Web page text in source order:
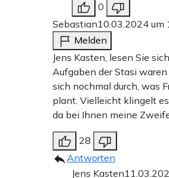
0
Sebastian10.03.2024 um
Melden
Jens Kasten, lesen Sie
Aufgaben der Stasi
sich nochmal durch, was
plant. Vielleicht klingelt
da bei Ihnen meine
28
Antworten
Jens Kasten